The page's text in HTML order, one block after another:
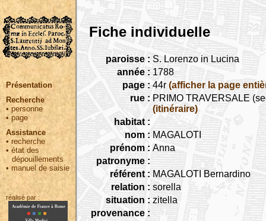
Présentation
Recherche
• personne
•page
Assistance
• recherche
•état des
dépouillements
•manuel de saisie
réalisé par :
Fiche individuelle
paroisse : S. Lorenzo in Lucina
année : 1788
page : 44r (afficher la page
rue : PRIMO TRAVERSALE
(itinéraire)
habitat :
nom : MAGALOTI
prénom : Anna
patronyme :
référent : MAGALOTI Bernardino
relation : sorella
situation : zitella
provenance :